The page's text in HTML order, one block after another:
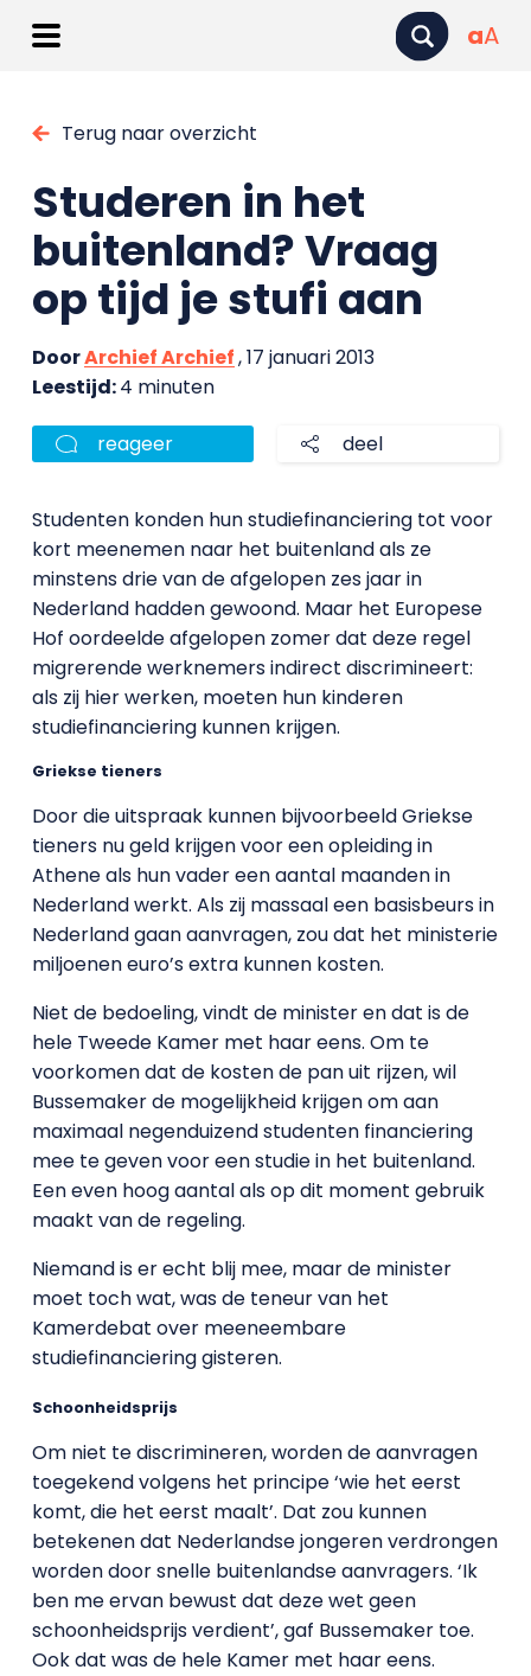
aA
Terug naar overzicht
Studeren in het
buitenland? Vraag
op tijd je stufi aan
DoorArchief Archief, 17 januari 2013
Leestijd:4 minuten
reageer deel
Studenten konden hun studiefinanciering tot voor
kort meenemen naar het buitenland als ze
minstens drie van de afgelopen zes jaar in
Nederland hadden gewoond. Maar het Europese
Hof oordeelde afgelopen zomer dat deze regel
migrerende werknemers indirect discrimineert:
als zij hier werken, moeten hun kinderen
studiefinanciering kunnen krijgen.
Griekse tieners
Door die uitspraak kunnen bijvoorbeeld Griekse
tieners nu geld krijgen voor een opleiding in
Athene als hun vader een aantal maanden in
Nederland werkt. Als zij massaal een basisbeurs in
Nederland gaan aanvragen, zou dat het ministerie
miljoenen euro’s extra kunnen kosten.
Niet de bedoeling, vindt de minister en dat is de
hele Tweede Kamer met haar eens. Om te
voorkomen dat de kosten de pan uit rijzen, wil
Bussemaker de mogelijkheid krijgen om aan
maximaal negenduizend studenten financiering
mee te geven voor een studie in het buitenland.
Een even hoog aantal als op dit moment gebruik
maakt van de regeling.
Niemand is er echt blij mee, maar de minister
moet toch wat, was de teneur van het
Kamerdebat over meeneembare
studiefinanciering gisteren.
Schoonheidsprijs
Om niet te discrimineren, worden de aanvragen
toegekend volgens het principe ‘wie het eerst
komt, die het eerst maalt’. Dat zou kunnen
betekenen dat Nederlandse jongeren verdrongen
worden door snelle buitenlandse aanvragers. ‘Ik
ben me ervan bewust dat deze wet geen
schoonheidsprijs verdient’, gaf Bussemaker toe.
Ook dat was de hele Kamer met haar eens.